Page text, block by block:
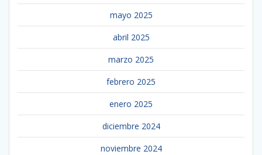
mayo 2025
abril 2025
marzo 2025
febrero 2025
enero 2025
diciembre 2024
noviembre 2024